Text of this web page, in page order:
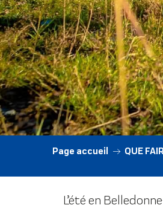
Page accueil QUE
L’été en